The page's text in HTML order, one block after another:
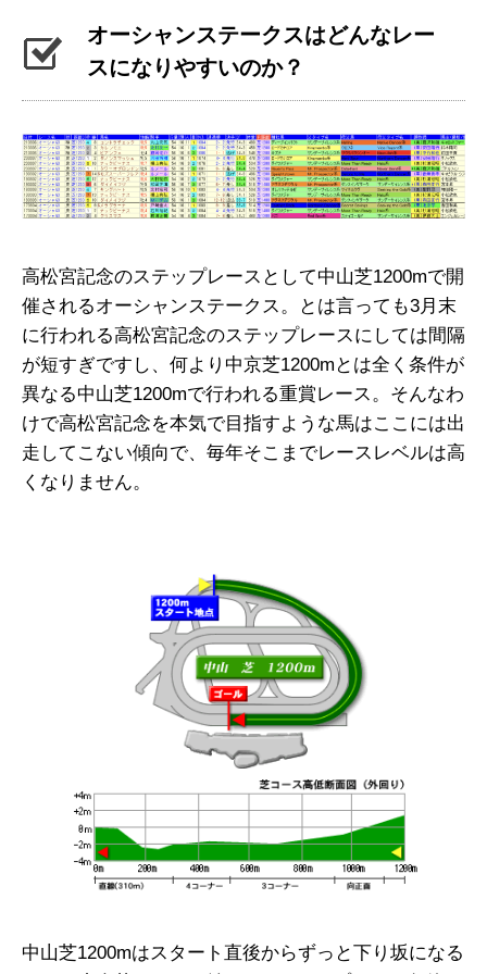
オーシャンステークスはどんなレー
スになりやすいのか？
高松宮記念のステップレースとして中山芝1200mで開
催されるオーシャンステークス。とは言っても3月末
に行われる高松宮記念のステップレースにしては間隔
が短すぎですし、何より中京芝1200mとは全く条件が
異なる中山芝1200mで行われる重賞レース。そんなわ
けで高松宮記念を本気で目指すような馬はここには出
走してこない傾向で、毎年そこまでレースレベルは高
くなりません。
中山芝1200mはスタート直後からずっと下り坂になる